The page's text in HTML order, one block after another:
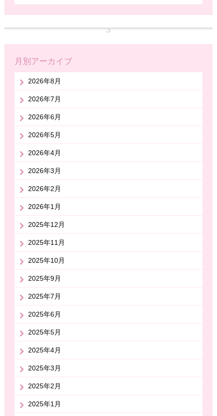
月別アーカイブ
2026年8月
2026年7月
2026年6月
2026年5月
2026年4月
2026年3月
2026年2月
2026年1月
2025年12月
2025年11月
2025年10月
2025年9月
2025年7月
2025年6月
2025年5月
2025年4月
2025年3月
2025年2月
2025年1月